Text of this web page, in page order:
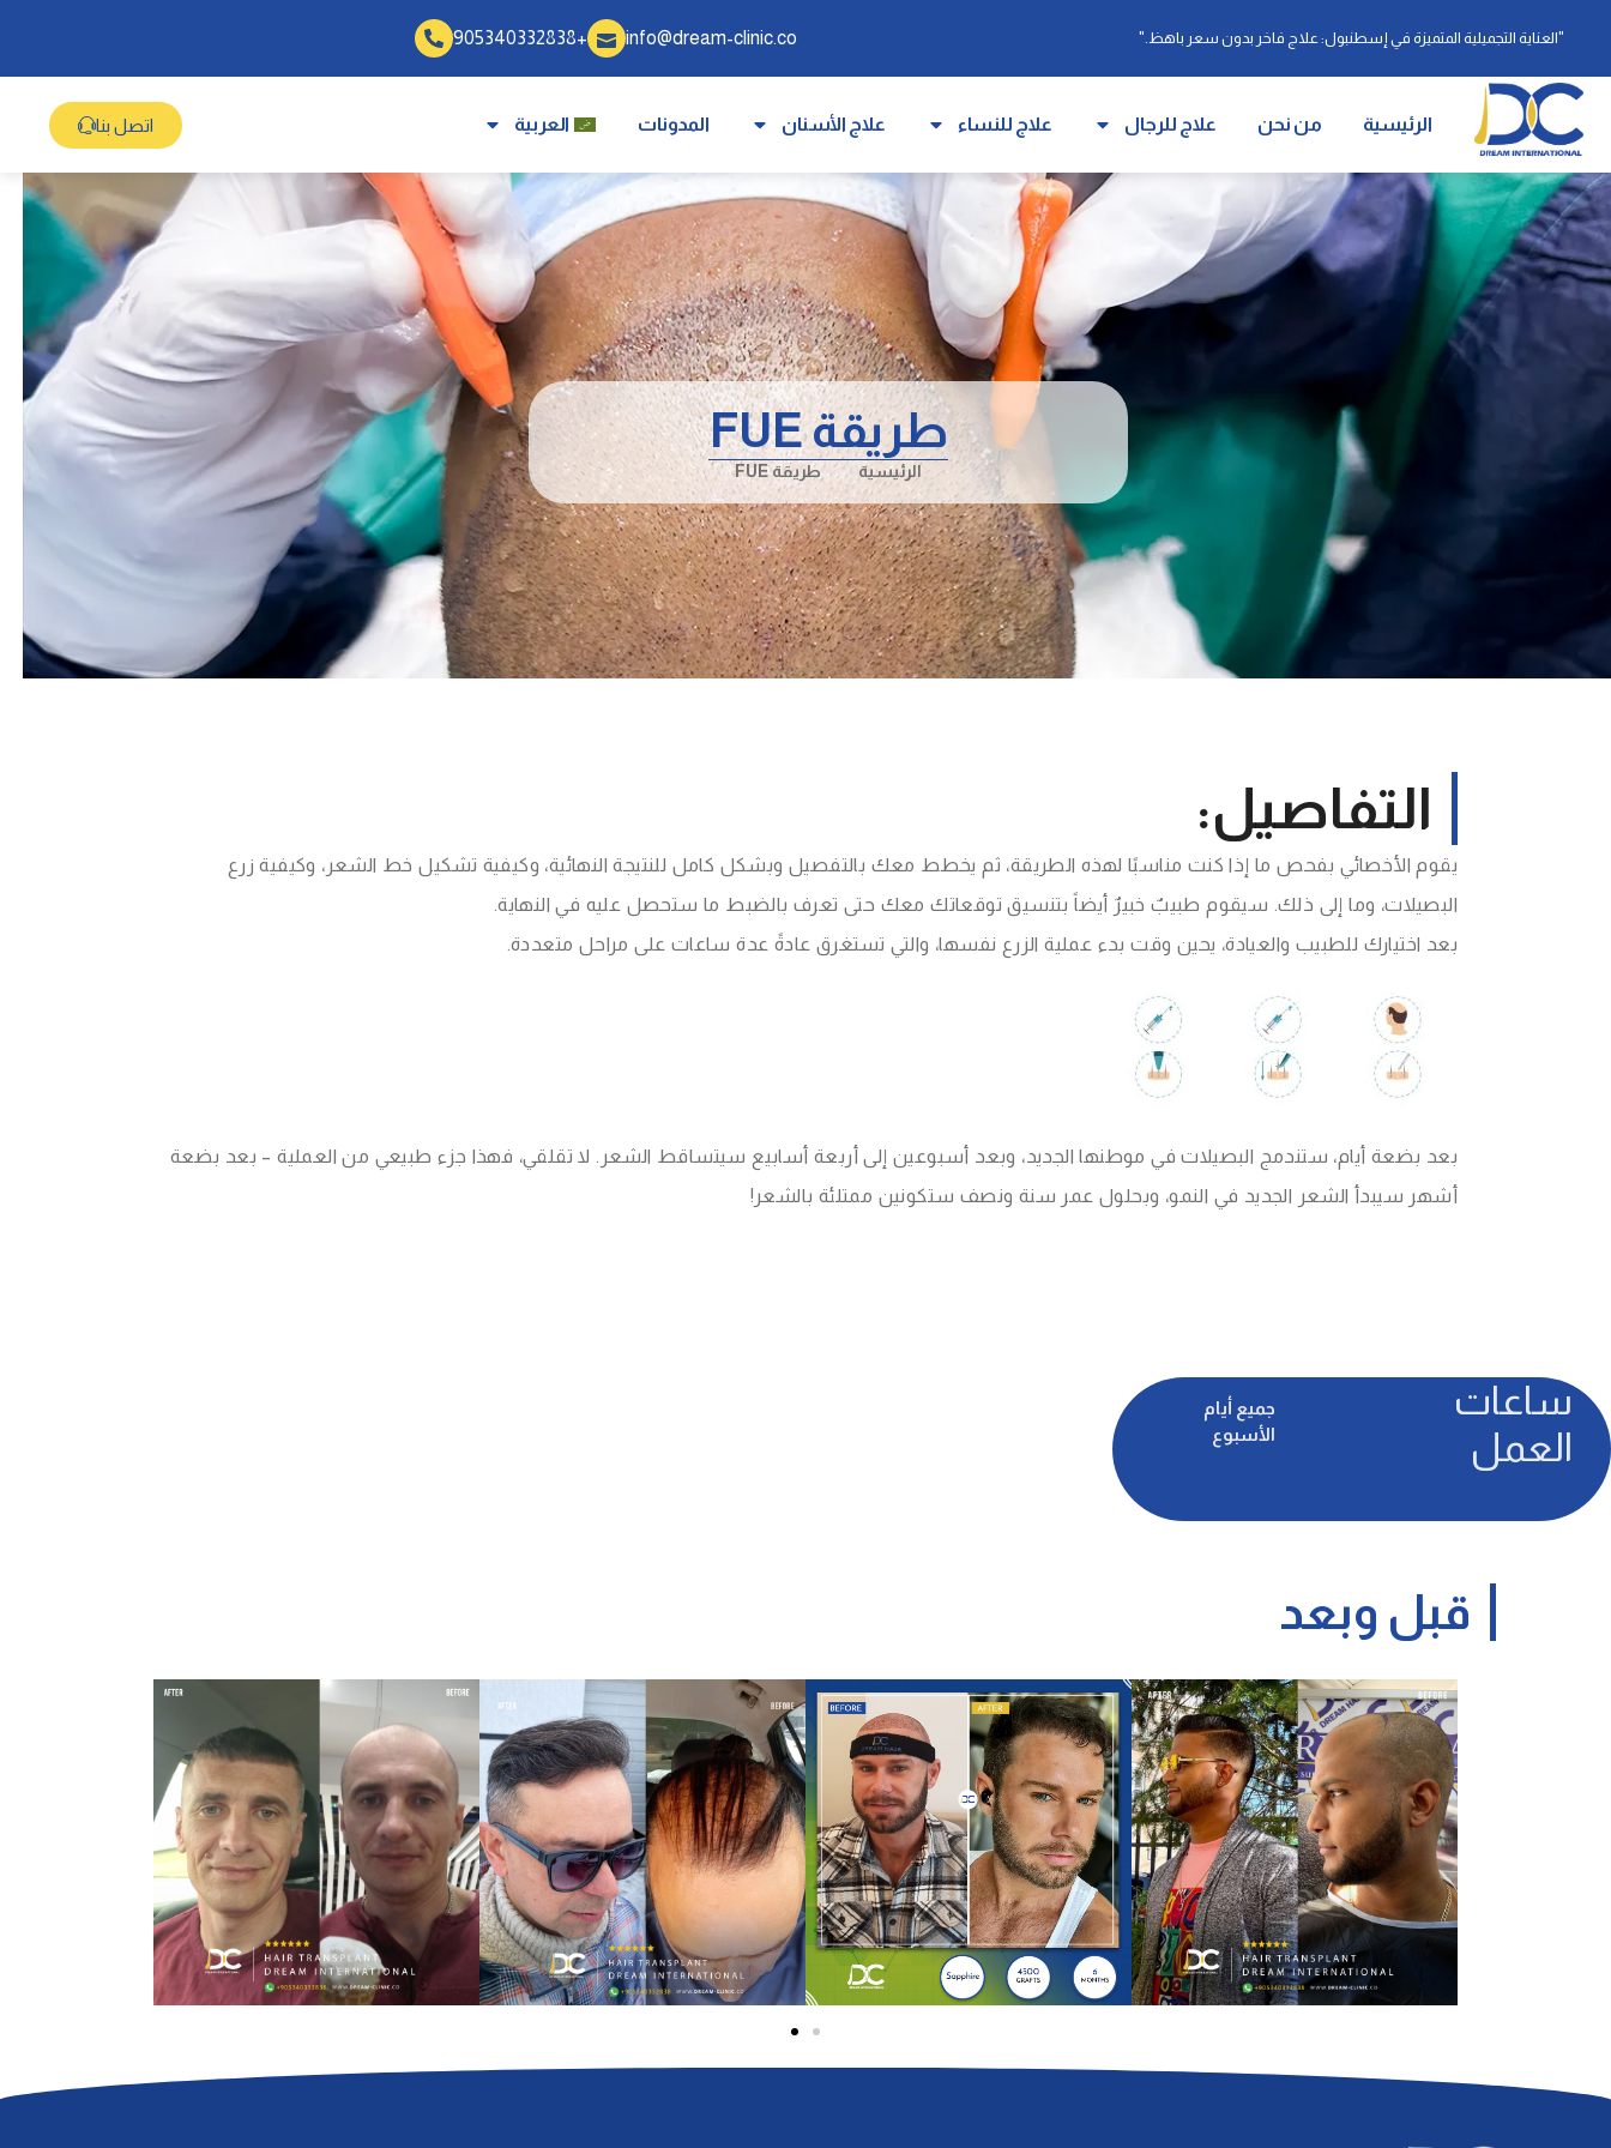
"العناية التجميلية المتميزة في إسطنبول: علاج فاخر بدون سعر باهظ." info@dream-clinic.co
+905340332838
الرئيسية من نحن علاج للرجال علاج للنساء علاج الأسنان المدونات العربية اتصل بنا
طريقة FUE
الرئيسية طريقة FUE
التفاصيل:
يقوم الأخصائي بفحص ما إذا كنت مناسبًا لهذه الطريقة، ثم يخطط معك بالتفصيل وبشكل كامل للنتيجة النهائية، وكيفية تشكيل خط الشعر، وكيفية زرع
البصيلات، وما إلى ذلك. سيقوم طبيبٌ خبيرٌ أيضاً بتنسيق توقعاتك معك حتى تعرف بالضبط ما ستحصل عليه في النهاية.
بعد اختيارك للطبيب والعيادة، يحين وقت بدء عملية الزرع نفسها، والتي تستغرق عادةً عدة ساعات على مراحل متعددة.
بعد بضعة أيام، ستندمج البصيلات في موطنها الجديد، وبعد أسبوعين إلى أربعة أسابيع سيتساقط الشعر. لا تقلقي، فهذا جزء طبيعي من العملية – بعد بضعة
أشهر سيبدأ الشعر الجديد في النمو، وبحلول عمر سنة ونصف ستكونين ممتلئة بالشعر!
ساعات
العمل
جميع أيام
الأسبوع
قبل وبعد